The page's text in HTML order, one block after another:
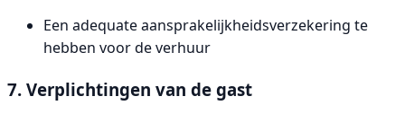
Een adequate aansprakelijkheidsverzekering te
hebben voor de verhuur
7. Verplichtingen van de gast